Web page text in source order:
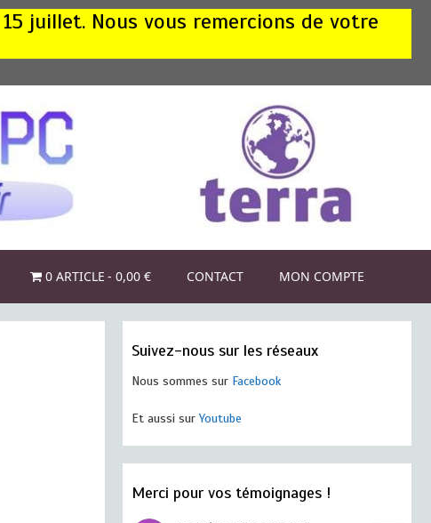
juillet. Nous vous remercions de votre
0 ARTICLE 0,00 € CONTACT MON COMPTE
Suivez-nous sur les réseaux
Nous sommes sur Facebook
Et aussi surYoutube
Merci pour vos témoignages !